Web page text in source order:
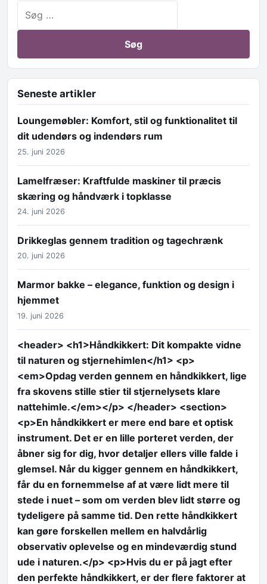
Seneste artikler
Loungemøbler: Komfort, stil og funktionalitet til
dit udendørs og indendørs rum
25. juni 2026
Lamelfræser: Kraftfulde maskiner til præcis
skæring og håndværk i topklasse
24. juni 2026
Drikkeglas gennem tradition og tagechrænk
20. juni 2026
Marmor bakke – elegance, funktion og design i
hjemmet
19. juni 2026
<header> <h1>Håndkikkert: Dit kompakte vidne
til naturen og stjernehimlen</h1> <p>
<em>Opdag verden gennem en håndkikkert, lige
fra skovens stille stier til stjernelysets klare
nattehimle.</em></p> </header> <section>
<p>En håndkikkert er mere end bare et optisk
instrument. Det er en lille porteret verden, der
åbner sig for dig, hvor detaljer ellers ville falde i
glemsel. Når du kigger gennem en håndkikkert,
får du en fornemmelse af at være lidt mere til
stede i nuet – som om verden blev lidt større og
tydeligere på samme tid. Den rette håndkikkert
kan gøre forskellen mellem en halvdårlig
observativ oplevelse og en mindeværdig stund
ude i naturen.</p> <p>Hvis du er på jagt efter
den perfekte håndkikkert, er der flere faktorer at